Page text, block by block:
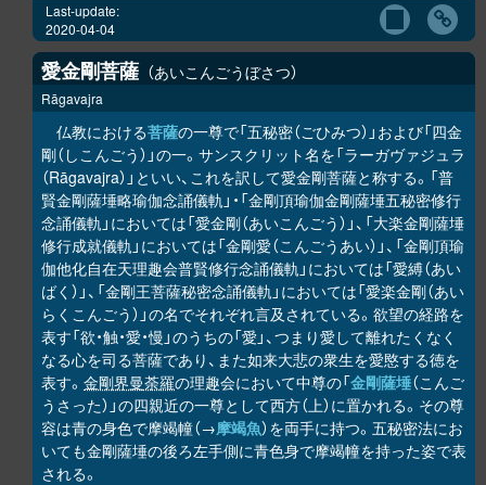
Last-update:
2020-04-04
愛金剛菩薩 あいこんごうぼさつ
Rāgavajra
仏教における菩薩の一尊で「五秘密（ごひみつ）」および「四金
剛（しこんごう）」の一。サンスクリット名を「ラーガヴァジュラ
（Rāgavajra）」といい、これを訳して愛金剛菩薩と称する。「普
賢金剛薩埵略瑜伽念誦儀軌」・「金剛頂瑜伽金剛薩埵五秘密修行
念誦儀軌」においては「愛金剛（あいこんごう）」、「大楽金剛薩埵
修行成就儀軌」においては「金剛愛（こんごうあい）」、「金剛頂瑜
伽他化自在天理趣会普賢修行念誦儀軌」においては「愛縛（あい
ばく）」、「金剛王菩薩秘密念誦儀軌」においては「愛楽金剛（あい
らくこんごう）」の名でそれぞれ言及されている。欲望の経路を
表す「欲・触・愛・慢」のうちの「愛」、つまり愛して離れたくなく
なる心を司る菩薩であり、また如来大悲の衆生を愛愍する徳を
表す。 金剛界曼荼羅の理趣会において中尊の「金剛薩埵（こんご
うさった）」の四親近の一尊として西方（上）に置かれる。その尊
容は青の身色で摩竭幢（→摩竭魚）を両手に持つ。五秘密法にお
いても金剛薩埵の後ろ左手側に青色身で摩竭幢を持った姿で表
される。